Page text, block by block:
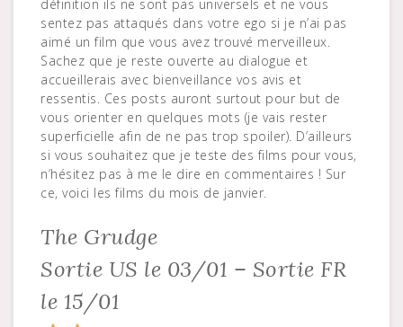
définition ils ne sont pas universels et ne vous
sentez pas attaqués dans votre ego si je n’ai pas
aimé un film que vous avez trouvé merveilleux.
Sachez que je reste ouverte au dialogue et
accueillerais avec bienveillance vos avis et
ressentis. Ces posts auront surtout pour but de
vous orienter en quelques mots (je vais rester
superficielle afin de ne pas trop spoiler). D’ailleurs
si vous souhaitez que je teste des films pour vous,
n’hésitez pas à me le dire en commentaires ! Sur
ce, voici les films du mois de janvier.
The Grudge
Sortie US le 03/01 – Sortie FR
le 15/01